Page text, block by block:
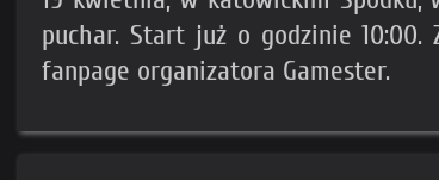
puchar. Start już o godzinie
fanpage organizatora Gamester.